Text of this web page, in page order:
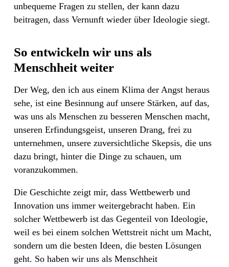
unbequeme Fragen zu stellen, der kann dazu
beitragen, dass Vernunft wieder über Ideologie siegt.
So entwickeln wir uns als
Menschheit weiter
Der Weg, den ich aus einem Klima der Angst heraus
sehe, ist eine Besinnung auf unsere Stärken, auf das,
was uns als Menschen zu besseren Menschen macht,
unseren Erfindungsgeist, unseren Drang, frei zu
unternehmen, unsere zuversichtliche Skepsis, die uns
dazu bringt, hinter die Dinge zu schauen, um
voranzukommen.
Die Geschichte zeigt mir, dass Wettbewerb und
Innovation uns immer weitergebracht haben. Ein
solcher Wettbewerb ist das Gegenteil von Ideologie,
weil es bei einem solchen Wettstreit nicht um Macht,
sondern um die besten Ideen, die besten Lösungen
geht. So haben wir uns als Menschheit